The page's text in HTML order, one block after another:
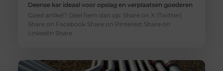
Deense kar ideaal voor opslag en verplaatsen goederen
Goed artikel? Deel hem dan op: Share on X (Twitter)
Share on Facebook Share on Pinterest Share on
LinkedIn Share